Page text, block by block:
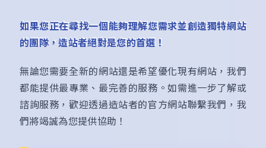
如果您正在尋找一個能夠理解您需求並創造獨特網站
的團隊，造站者絕對是您的首選！
無論您需要全新的網站還是希望優化現有網站，我們
都能提供最專業、最完善的服務。如需進一步了解或
諮詢服務，歡迎透過造站者的官方網站聯繫我們，我
們將竭誠為您提供協助！